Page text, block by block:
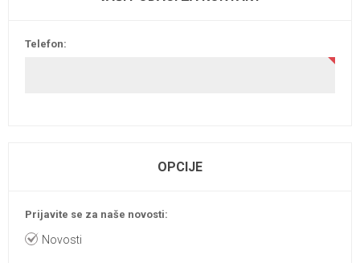
Telefon:
OPCIJE
Prijavite se za naše novosti:
Novosti